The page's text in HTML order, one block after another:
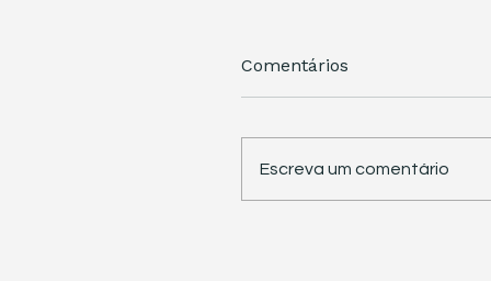
Comentários
Escreva um comentário